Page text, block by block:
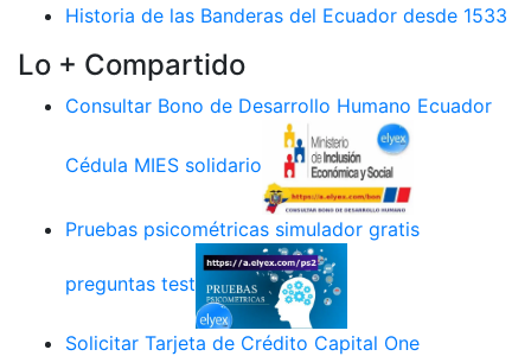
Historia de las Banderas del Ecuador desde 1533
Lo + Compartido
Consultar Bono de Desarrollo Humano Ecuador
Cédula MIES solidario
Pruebas psicométricas simulador gratis
preguntas test
Solicitar Tarjeta de Crédito Capital One